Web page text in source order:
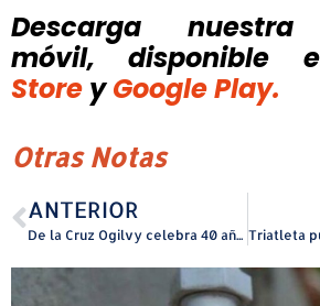
Descarga nuestra
móvil, disponible
Store y Google Play.
Otras Notas
ANTERIOR
De la Cruz Ogilvy celebra 40 años de creatividad ganando dos Grand LIA Awards 2025